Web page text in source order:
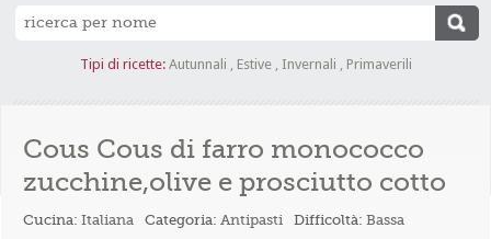
Tipi di ricette: Autunnali , Estive, Invernali , Primaverili
Cous Cous di farro monococco
zucchine,olive e prosciutto cotto
Cucina:Italiana Categoria:Antipasti Difficoltà:Bassa